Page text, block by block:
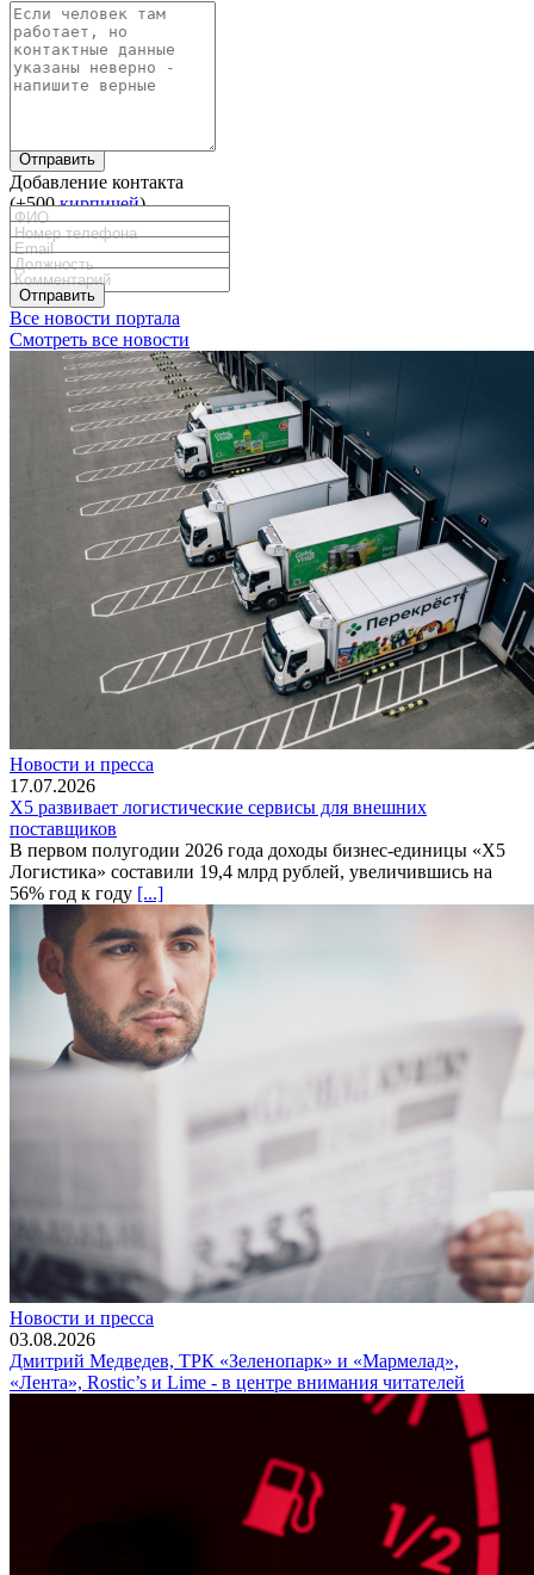
Отправить
Добавление контакта
(+500кирпичей)
Отправить
Все новости портала
Смотреть все новости
Новости и пресса
17.07.2026
X5 развивает логистические сервисы для внешних
поставщиков
В первом полугодии 2026 года доходы бизнес-единицы «X5
Логистика» составили 19,4 млрд рублей, увеличившись на
56% год к году [...]
Новости и пресса
03.08.2026
Дмитрий Медведев, ТРК «Зеленопарк» и «Мармелад»,
«Лента», Rostic’s и Lime - в центре внимания читателей